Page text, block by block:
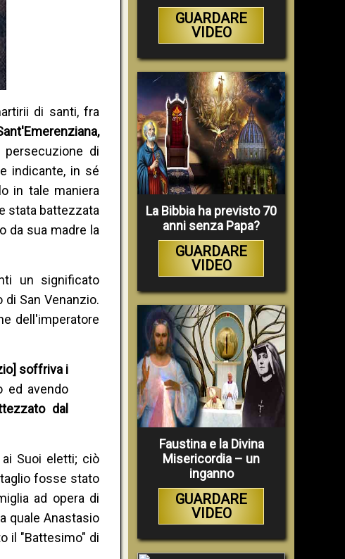
di santi, fra
di
indicante, in sé
in tale maniera
stata battezzata
da sua madre la
un significato
San Venanzio.
dell'imperatore
soffriva i
ed avendo
dal
Suoi eletti; ciò
fosse stato
ad opera di
quale Anastasio
il "Battesimo" di
GUARDARE
VIDEO
La Bibbia ha previsto 70
anni senza Papa?
GUARDARE
VIDEO
Faustina e la Divina
Misericordia – un
inganno
GUARDARE
VIDEO